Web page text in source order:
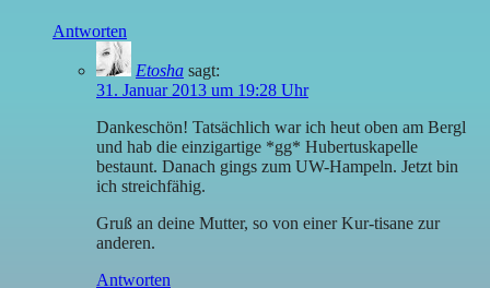
Antworten
Etosha sagt:
31. Januar 2013 um 19:28 Uhr
Dankeschön! Tatsächlich war ich heut oben am Bergl
und hab die einzigartige *gg* Hubertuskapelle
bestaunt. Danach gings zum UW-Hampeln. Jetzt bin
ich streichfähig.
Gruß an deine Mutter, so von einer Kur-tisane zur
anderen.
Antworten